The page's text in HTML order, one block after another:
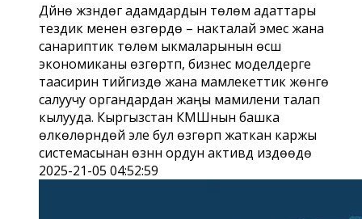
Дүйнө жүзүндөгү адамдардын төлөм адаттары
тездик менен өзгөрүүдө – накталай эмес жана
санариптик төлөм ыкмаларынын өсүшү
экономиканы өзгөртүп, бизнес моделдерге
таасирин тийгизүүдө жана мамлекеттик жөнгө
салуучу органдардан жаңы мамилени талап
кылууда. Кыргызстан КМШнын башка
өлкөлөрүндөй эле бул өзгөрүп жаткан каржы
системасынан өзүнүн ордун активдүү издөөдө
2025-21-05 04:52:59